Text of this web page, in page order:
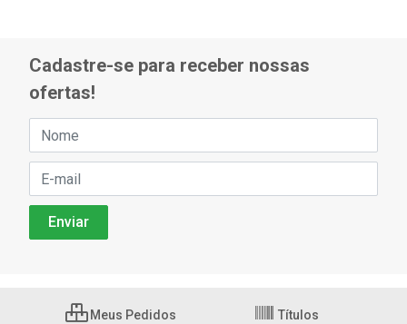
Cadastre-se para receber nossas
ofertas!
Meus Pedidos Títulos